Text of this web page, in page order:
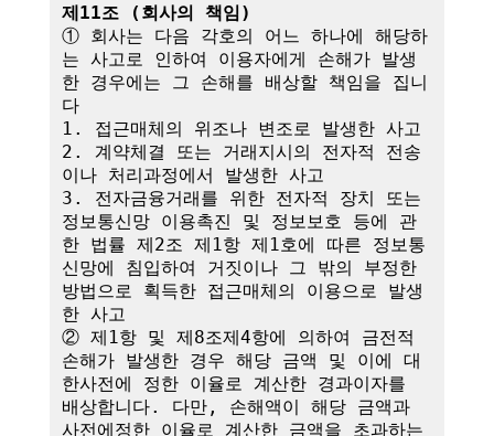
제11조 (회사의 책임)
① 회사는 다음 각호의 어느 하나에 해당하
는 사고로 인하여 이용자에게 손해가 발생
한 경우에는 그 손해를 배상할 책임을 집니
다
1. 접근매체의 위조나 변조로 발생한 사고
2. 계약체결 또는 거래지시의 전자적 전송
이나 처리과정에서 발생한 사고
3. 전자금융거래를 위한 전자적 장치 또는
정보통신망 이용촉진 및 정보보호 등에 관
한 법률 제2조 제1항 제1호에 따른 정보통
신망에 침입하여 거짓이나 그 밖의 부정한
방법으로 획득한 접근매체의 이용으로 발생
한 사고
② 제1항 및 제8조제4항에 의하여 금전적
손해가 발생한 경우 해당 금액 및 이에 대
한사전에 정한 이율로 계산한 경과이자를
배상합니다. 다만, 손해액이 해당 금액과
사전에정한 이율로 계산한 금액을 초과하는